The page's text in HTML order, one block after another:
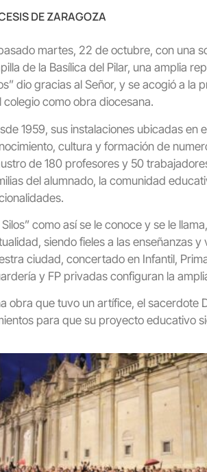
DE ZARAGOZA
martes, 22 de octubre, con una
de la Basílica del Pilar, una amplia
dio gracias al Señor, y se acogió a la
colegio como obra diocesana.
1959, sus instalaciones ubicadas en
cultura y formación de
de 180 profesores y 50
del alumnado, la comunidad
Silos” como así se le conoce y se le
siendo fieles a las enseñanzas
ciudad, concertado en Infantil,
y FP privadas configuran la
obra que tuvo un artífice, el sacerdote
para que su proyecto educativo